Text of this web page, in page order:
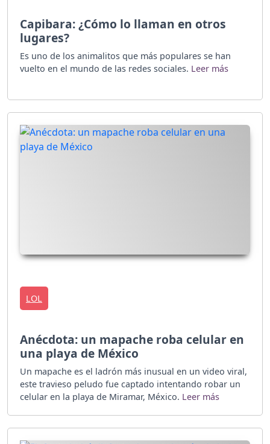
Capibara: ¿Cómo lo llaman en otros
lugares?
Es uno de los animalitos que más populares se han
vuelto en el mundo de las redes sociales.
LOL
Anécdota: un mapache roba celular en
una playa de México
Un mapache es el ladrón más inusual en un video viral,
este travieso peludo fue captado intentando robar un
celular en la playa de Miramar, México.